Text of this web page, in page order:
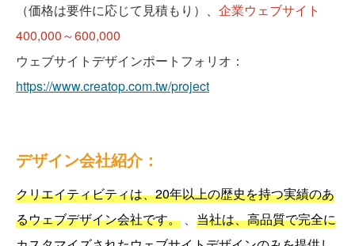
（価格は要件に応じて見積もり）、 企業ウェブサイト
400,000～600,000
ウェブサイトデザインポートフォリオ：
https://www.creatop.com.tw/project
デザイン会社紹介：
クリエイティビティは、20年以上の歴史を持つ実績のあ
るウェブデザイン会社です。 、 当社は、高品質で完全に